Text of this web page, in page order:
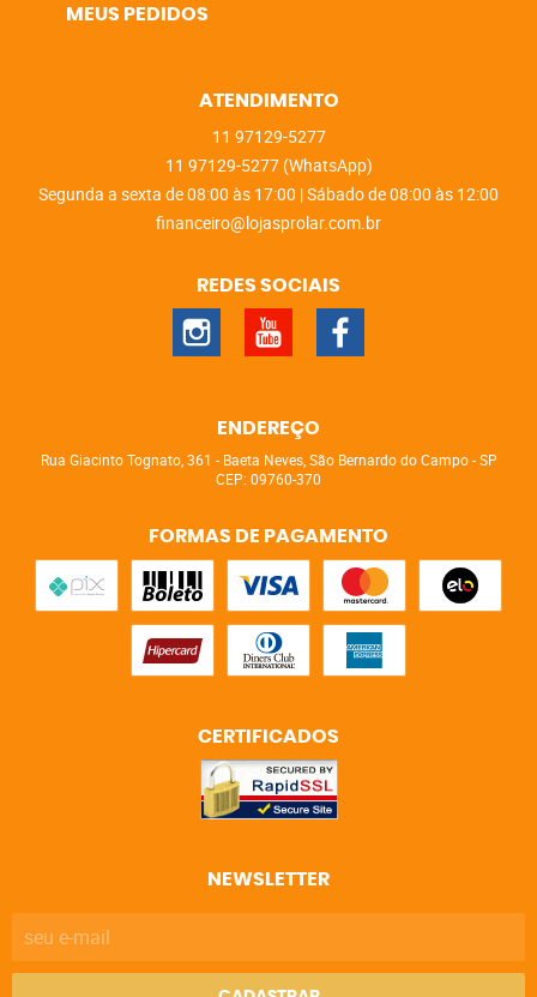
MEUS PEDIDOS
ATENDIMENTO
11 97129-5277
11 97129-5277 (WhatsApp)
Segunda a sexta de 08:00 às 17:00 | Sábado de 08:00 às 12:00
financeiro@lojasprolar.com.br
REDES SOCIAIS
ENDEREÇO
Rua Giacinto Tognato, 361 - Baeta Neves, São Bernardo do Campo-SP
CEP: 09760-370
FORMAS DE PAGAMENTO
CERTIFICADOS
NEWSLETTER